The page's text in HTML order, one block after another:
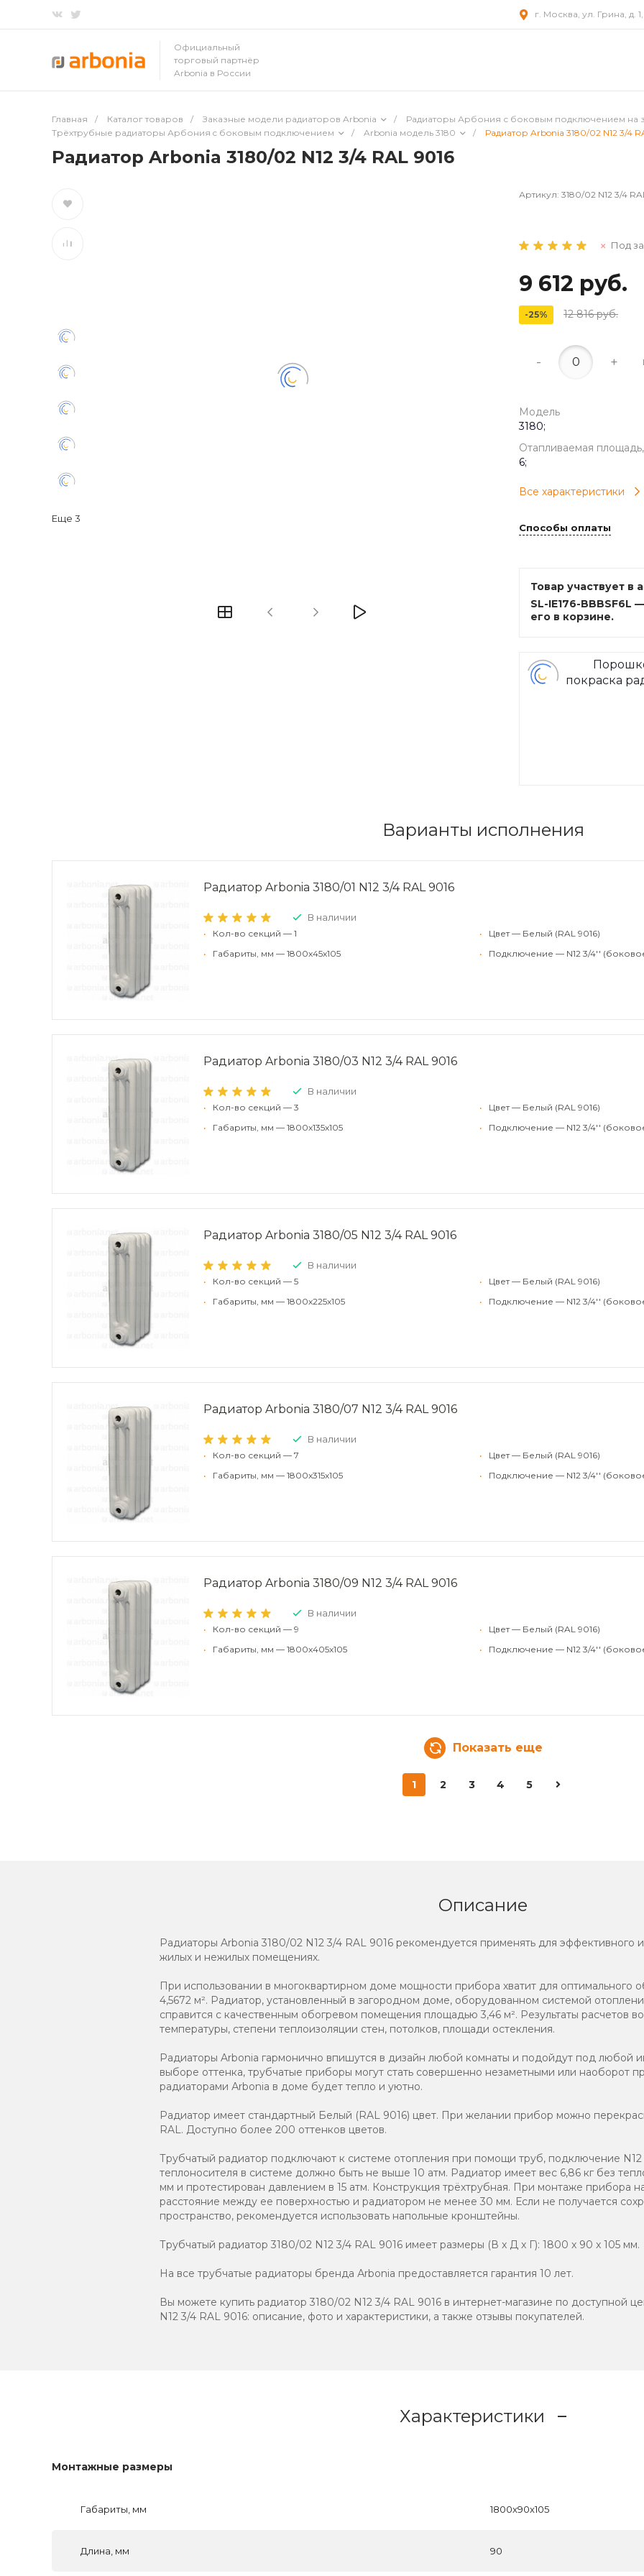
г. Москва, ул. Грина, д.
Официальный
торговый партнёр
Arbonia в России
Главная / Каталог товаров / Заказные модели радиаторов Arbonia / Радиаторы Арбония с боковым подключением на
Трёхтрубные радиаторы Арбония c боковым подключением
/ Arbonia модель 3180 / Радиатор Arbonia 3180/02 N12 3/4
Радиатор Arbonia 3180/02 N12 3/4 RAL 9016
Еще 3
Артикул: 3180/02 N12 3/4
Под
9 612 руб.
-25% 12 816 руб.
- +
Модель
3180;
Отапливаемая
6;
Все характеристики
Способы оплаты
Товар участвует в
SL-IE176-BBBSF6L
его в корзине.
покраска
Варианты исполнения
Радиатор Arbonia 3180/01 N12 3/4 RAL 9016
В наличии
•
Кол-во секций — 1
•
Габариты, мм — 1800x45x105
•
Цвет — Белый (RAL 9016)
•
Подключение — N12 3/4''
Радиатор Arbonia 3180/03 N12 3/4 RAL 9016
В наличии
•
Кол-во секций — 3
•
Габариты, мм — 1800x135x105
•
Цвет — Белый (RAL 9016)
•
Подключение — N12 3/4''
Радиатор Arbonia 3180/05 N12 3/4 RAL 9016
В наличии
•
Кол-во секций — 5
•
Габариты, мм — 1800x225x105
•
Цвет — Белый (RAL 9016)
•
Подключение — N12 3/4''
Радиатор Arbonia 3180/07 N12 3/4 RAL 9016
В наличии
•
Кол-во секций — 7
•
Габариты, мм — 1800x315x105
•
Цвет — Белый (RAL 9016)
•
Подключение — N12 3/4''
Радиатор Arbonia 3180/09 N12 3/4 RAL 9016
В наличии
•
Кол-во секций — 9
•
Габариты, мм — 1800x405x105
•
Цвет — Белый (RAL 9016)
•
Подключение — N12 3/4''
Показать еще
1 2 3 4 5
Описание
Радиаторы Arbonia 3180/02 N12 3/4 RAL 9016 рекомендуется применять для эффективного
жилых и нежилых помещениях.
При использовании в многоквартирном доме мощности прибора хватит для оптимального
4,5672 м². Радиатор, установленный в загородном доме, оборудованном системой
справится с качественным обогревом помещения площадью 3,46 м². Результаты расчетов
температуры, степени теплоизоляции стен, потолков, площади остекления.
Радиаторы Arbonia гармонично впишутся в дизайн любой комнаты и подойдут под любой
выборе оттенка, трубчатые приборы могут стать совершенно незаметными или наоборот
радиаторами Аrbonia в доме будет тепло и уютно.
Радиатор имеет стандартный Белый (RAL 9016) цвет. При желании прибор можно
RAL. Доступно более 200 оттенков цветов.
Трубчатый радиатор подключают к системе отопления при помощи труб, подключение
теплоносителя в системе должно быть не выше 10 атм. Радиатор имеет вес 6,86 кг без
мм и протестирован давлением в 15 атм. Конструкция трёхтрубная. При монтаже прибора
расстояние между ее поверхностью и радиатором не менее 30 мм. Если не получается
пространство, рекомендуется использовать напольные кронштейны.
Трубчатый радиатор 3180/02 N12 3/4 RAL 9016 имеет размеры (В x Д x Г): 1800 x 90 x 105 мм.
На все трубчатые радиаторы бренда Аrbonia предоставляется гарантия 10 лет.
Вы можете купить радиатор 3180/02 N12 3/4 RAL 9016 в интернет-магазине по доступной
N12 3/4 RAL 9016: описание, фото и характеристики, а также отзывы покупателей.
Характеристики
Монтажные размеры
Габариты, мм 1800x90x105
Длина, мм 90